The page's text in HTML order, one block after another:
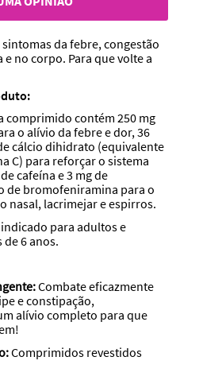
da febre, congestão
e no corpo. Para que volte a
comprimido contém 250 mg
o alívio da febre e dor, 36
cálcio dihidrato (equivalente
C) para reforçar o sistema
cafeína e 3 mg de
de bromofeniramina para o
nasal, lacrimejar e espirros.
para adultos e
de 6 anos.
Combate eficazmente
e constipação,
alívio completo para que
Comprimidos revestidos